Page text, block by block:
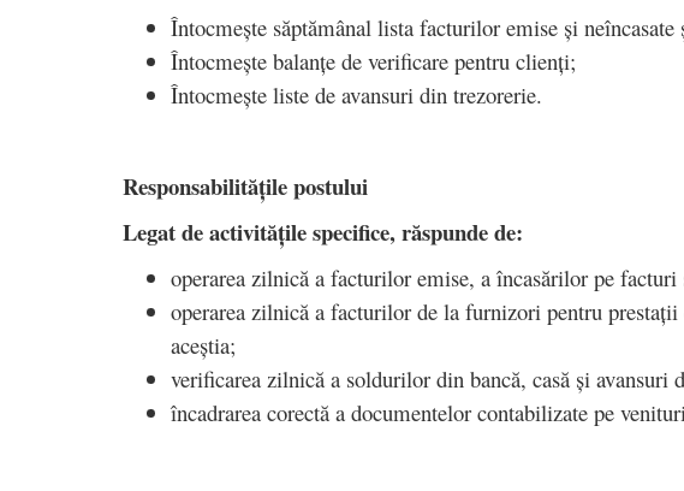
Întocmește săptămânal lista facturilor emise și
Întocmește balanțe de verificare pentru clienți;
Întocmește liste de avansuri din trezorerie.
Responsabilitățile postului
Legat de activitățile specifice, răspunde de:
operarea zilnică a facturilor emise, a încasărilor pe facturi
operarea zilnică a facturilor de la furnizori pentru
aceștia;
verificarea zilnică a soldurilor din bancă, casă și avansuri
încadrarea corectă a documentelor contabilizate pe